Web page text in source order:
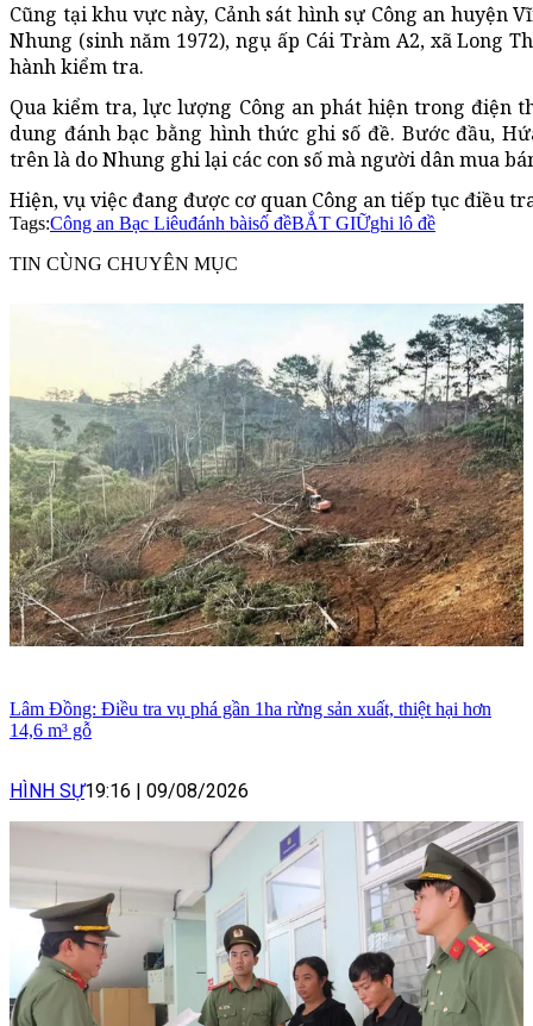
Cũng tại khu vực này, Cảnh sát hình sự Công an huyện
Nhung (sinh năm 1972), ngụ ấp Cái Tràm A2, xã Long
hành kiểm tra.
Qua kiểm tra, lực lượng Công an phát hiện trong điện
dung đánh bạc bằng hình thức ghi số đề. Bước đầu,
trên là do Nhung ghi lại các con số mà người dân mua
Hiện, vụ việc đang được cơ quan Công an tiếp tục điều
Tags:Công an Bạc Liêuđánh bàisố đềBẮT GIỮghi lô đề
TIN CÙNG CHUYÊN MỤC
Lâm Đồng: Điều tra vụ phá gần 1ha rừng sản xuất, thiệt hại hơn
14,6 m³ gỗ
HÌNH SỰ19:16 | 09/08/2026